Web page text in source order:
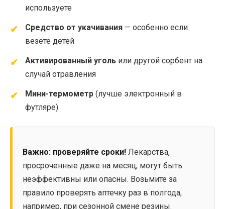
используете
Средство от укачивания — особенно если
везёте детей
Активированный уголь или другой сорбент на
случай отравления
Мини-термометр (лучше электронный в
футляре)
Важно: проверяйте сроки! Лекарства,
просроченные даже на месяц, могут быть
неэффективны или опасны. Возьмите за
правило проверять аптечку раз в полгода,
например, при сезонной смене резины.